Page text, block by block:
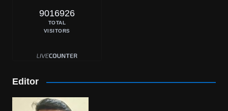
9016926
TOTAL
VISITORS
Editor